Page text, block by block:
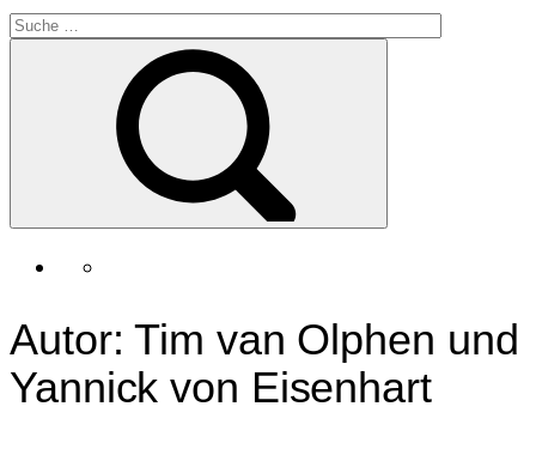
Autor: Tim van Olphen und
Yannick von Eisenhart